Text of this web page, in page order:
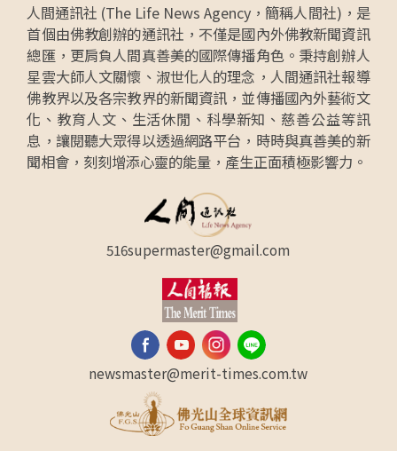
人間通訊社 (The Life News Agency，簡稱人間社)，是
首個由佛教創辦的通訊社，不僅是國內外佛教新聞資訊
總匯，更肩負人間真善美的國際傳播角色。秉持創辦人
星雲大師人文關懷、淑世化人的理念，人間通訊社報導
佛教界以及各宗教界的新聞資訊，並傳播國內外藝術文
化、教育人文、生活休閒、科學新知、慈善公益等訊
息，讓閱聽大眾得以透過網路平台，時時與真善美的新
聞相會，刻刻增添心靈的能量，產生正面積極影響力。
516supermaster@gmail.com
newsmaster@merit-times.com.tw